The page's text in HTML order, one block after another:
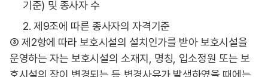
기준) 및 종사자 수
2. 제9조에 따른 종사자의 자격기준
③ 제2항에 따라 보호시설의 설치인가를 받아 보호시설을
운영하는 자는 보호시설의 소재지, 명칭, 입소정원 또는 보
호시설의 장이 변경되는 등 변경사유가 발생하였을 때에는